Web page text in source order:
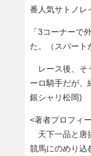
番人気サトノレ
「3コーナーで
た。（スパート
レース後、そ
ーロ騎手だが、
銀シャリ松岡)
<著者プロフィ
天下一品と唐
競馬にのめり込